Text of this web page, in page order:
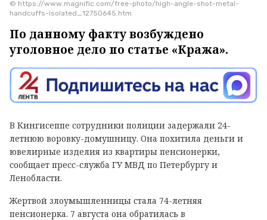
© https://www.magnific.com/free-photo/high-angle-shot-metal-
handcuffs-isolated_12750645.htm
По данному факту возбуждено
уголовное дело по статье «Кража».
В Кингисеппе сотрудники полиции задержали 24-
летнюю воровку-домушницу. Она похитила деньги и
ювелирные изделия из квартиры пенсионерки,
сообщает пресс-служба ГУ МВД по Петербургу и
Ленобласти.
Жертвой злоумышленницы стала 74-летняя
пенсионерка. 7 августа она обратилась в